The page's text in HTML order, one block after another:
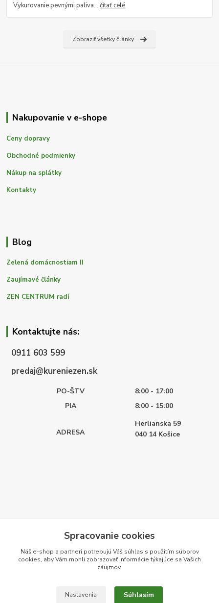
Vykurovanie pevnými paliva...čítať celé
Zobraziť všetky články
Nakupovanie v e-shope
Ceny dopravy
Obchodné podmienky
Nákup na splátky
Kontakty
Blog
Zelená domácnostiam II
Zaujímavé články
ZEN CENTRUM radí
Kontaktujte nás:
0911 603 599
predaj@kureniezen.sk
PO-ŠTV
8:00 - 17:00
PIA
8:00 - 15:00
ADRESA
Herlianska 59
040 14 Košice
Spracovanie cookies
Náš e-shop a partneri potrebujú Váš súhlas s použitím súborov
cookies, aby Vám mohli zobrazovať informácie týkajúce sa Vašich
záujmov.
Nastavenia Súhlasím